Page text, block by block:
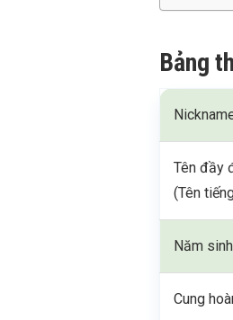
Bảng
Tên đầy
(Tên
Năm sinh
Cung